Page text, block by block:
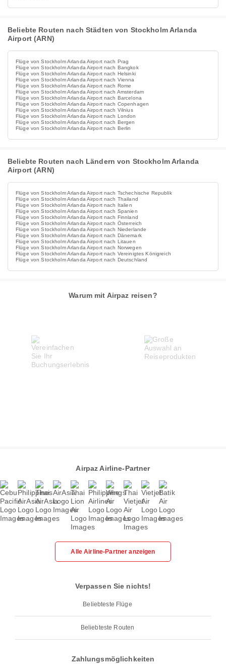
Beliebte Routen nach Städten von Stockholm Arlanda
Airport (ARN)
Flüge von Stockholm Arlanda Airport nach Prag
Flüge von Stockholm Arlanda Airport nach Bangkok
Flüge von Stockholm Arlanda Airport nach Helsinki
Flüge von Stockholm Arlanda Airport nach Vienna
Flüge von Stockholm Arlanda Airport nach Rome
Flüge von Stockholm Arlanda Airport nach Amsterdam
Flüge von Stockholm Arlanda Airport nach Barcelona
Flüge von Stockholm Arlanda Airport nach Copenhagen
Flüge von Stockholm Arlanda Airport nach Vilnius
Flüge von Stockholm Arlanda Airport nach London
Flüge von Stockholm Arlanda Airport nach Bergen
Flüge von Stockholm Arlanda Airport nach Berlin
Beliebte Routen nach Ländern von Stockholm Arlanda
Airport (ARN)
Flüge von Stockholm Arlanda Airport nach Tschechische Republik
Flüge von Stockholm Arlanda Airport nach Thailand
Flüge von Stockholm Arlanda Airport nach Italien
Flüge von Stockholm Arlanda Airport nach Spanien
Flüge von Stockholm Arlanda Airport nach Finnland
Flüge von Stockholm Arlanda Airport nach Österreich
Flüge von Stockholm Arlanda Airport nach Niederlande
Flüge von Stockholm Arlanda Airport nach Dänemark
Flüge von Stockholm Arlanda Airport nach Litauen
Flüge von Stockholm Arlanda Airport nach Norwegen
Flüge von Stockholm Arlanda Airport nach Vereinigtes Königreich
Flüge von Stockholm Arlanda Airport nach Deutschland
Warum mit Airpaz reisen?
Airpaz Airline-Partner
Alle Airline-Partner anzeigen
Verpassen Sie nichts!
Beliebteste Flüge
Beliebteste Routen
Zahlungsmöglichkeiten